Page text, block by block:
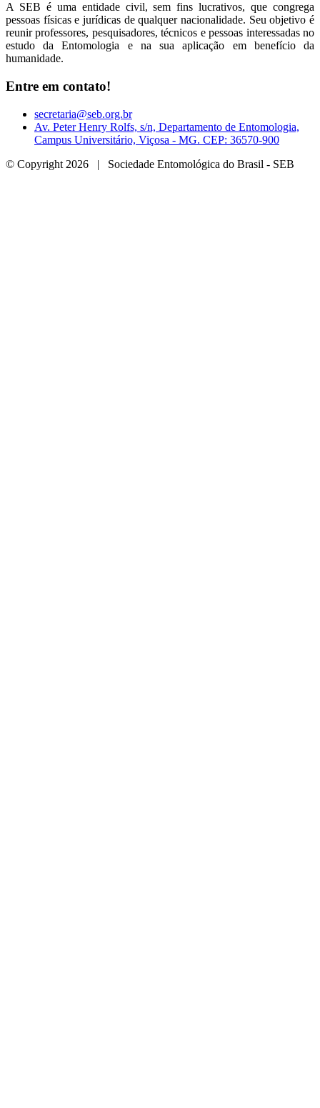
A SEB é uma entidade civil, sem fins lucrativos, que congrega
pessoas físicas e jurídicas de qualquer nacionalidade. Seu objetivo é
reunir professores, pesquisadores, técnicos e pessoas interessadas no
estudo da Entomologia e na sua aplicação em benefício da
humanidade.
Entre em contato!
secretaria@seb.org.br
Av. Peter Henry Rolfs, s/n, Departamento de Entomologia,
Campus Universitário, Viçosa - MG. CEP: 36570-900
© Copyright 2026 | Sociedade Entomológica do Brasil - SEB